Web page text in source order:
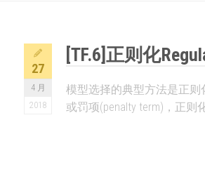
27
4 月
2018
[TF.6]正则化
模型选择的典型方法是正则
或罚项(penalty term)，正则